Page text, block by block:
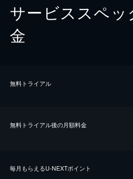
サービススペッ
金
無料トライアル
無料トライアル後の⽉額料金
毎⽉もらえるU-NEXTポイント